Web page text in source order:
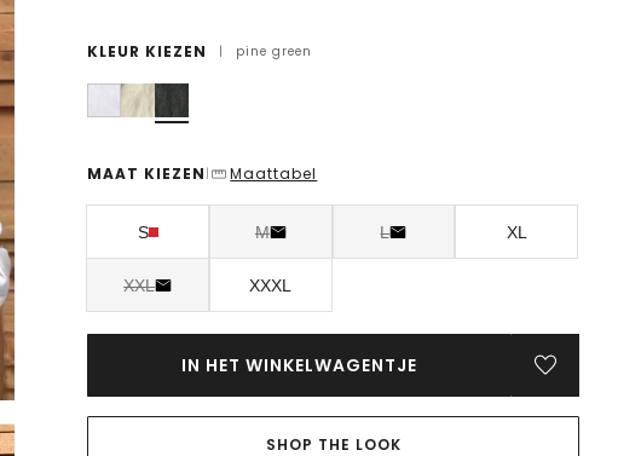
KLEUR KIEZEN | pine green
MAAT KIEZEN | Maattabel
S M L XL
XXL XXXL
IN HET WINKELWAGENTJE
SHOP THE LOOK